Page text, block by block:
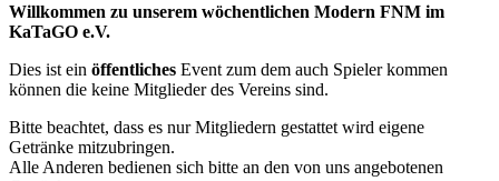
Willkommen zu unserem wöchentlichen Modern FNM im
KaTaGO e.V.
Dies ist ein öffentliches Event zum dem auch Spieler kommen
können die keine Mitglieder des Vereins sind.
Bitte beachtet, dass es nur Mitgliedern gestattet wird eigene
Getränke mitzubringen.
Alle Anderen bedienen sich bitte an den von uns angebotenen